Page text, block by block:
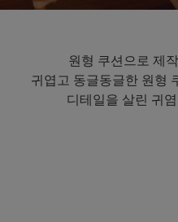
원형 쿠션으로 제
귀엽고 동글동글한 원형
디테일을 살린 귀